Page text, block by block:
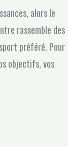
alors le
rassemble des
préféré. Pour
objectifs, vos